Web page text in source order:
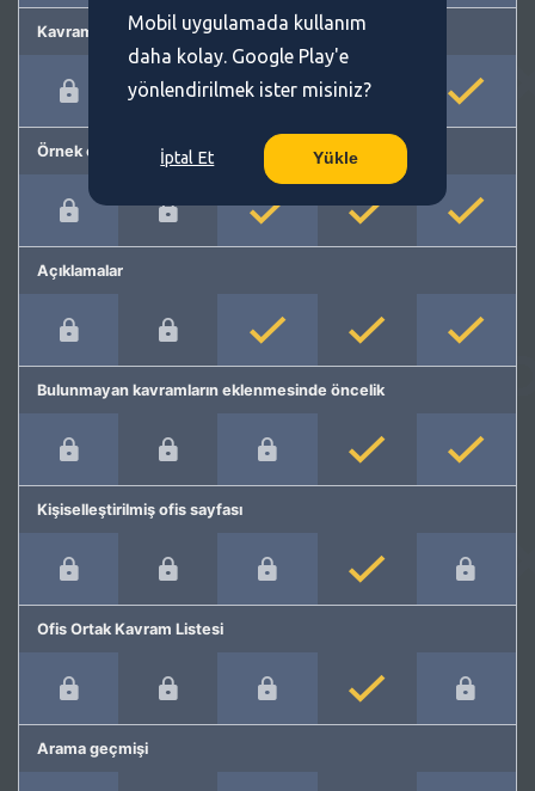
Kavram önerme
Örnek cümleler
Açıklamalar
Bulunmayan kavramların eklenmesinde öncelik
Kişiselleştirilmiş ofis sayfası
Ofis Ortak Kavram Listesi
Arama geçmişi
Mobil uygulamada kullanım
daha kolay. Google Play'e
yönlendirilmek ister misiniz?
İptal Et Yükle